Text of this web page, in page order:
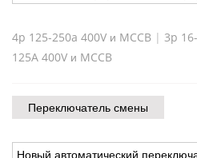
4p 125-250a 400V и MCCB | 3p
125A 400V и MCCB
Переключатель смены
Новый автоматический